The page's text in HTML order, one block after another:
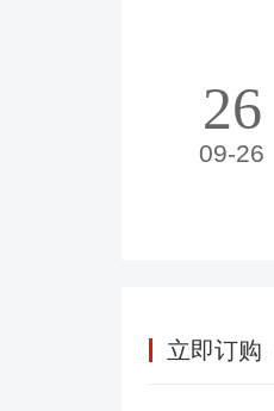
26
09-26
立即订购